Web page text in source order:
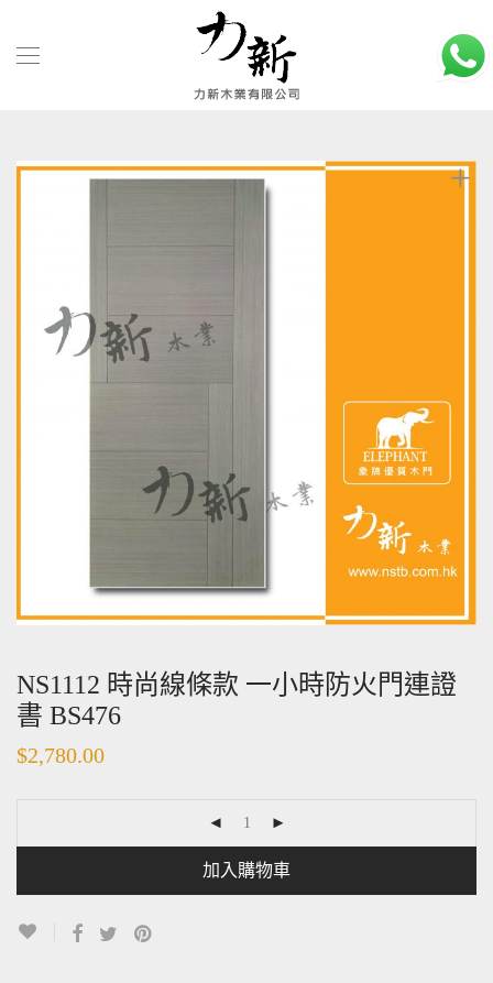
NS1112 時尚線條款 一小時防火門連證
書 BS476
$2,780.00
加入購物車